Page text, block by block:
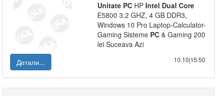
Unitate PC HP Intel Dual Core
E5800 3.2 GHZ, 4 GB DDR3,
Windows 10 Pro Laptop-Calculator-
Gaming Sisteme PC & Gaming 200
lei Suceava Azi
Детали...
10.10|15:50